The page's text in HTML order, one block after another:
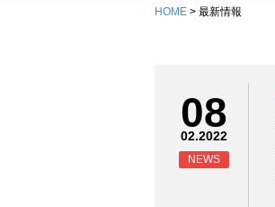
HOME > 最新情報
08
02.2022
NEWS